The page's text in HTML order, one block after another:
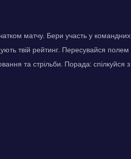
матчу. Бери участь у командних
твій рейтинг. Пересувайся полем
та стрільби. Порада: спілкуйся з